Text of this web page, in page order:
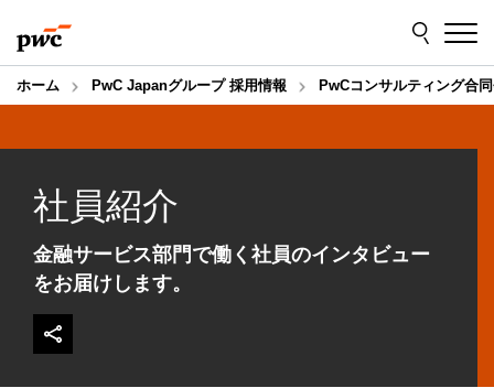
to
content
to
footer
ホーム PwC Japanグループ 採用情報 PwCコンサルティング合
社員紹介
金融サービス部門で働く社員のインタビュー
をお届けします。